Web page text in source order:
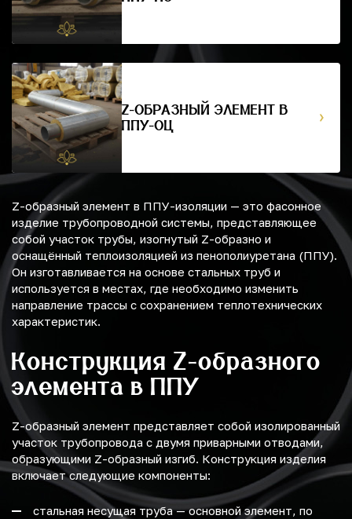
Z-ОБРАЗНЫЙ ЭЛЕМЕНТ В
ППУ-ОЦ
Z-образный элемент в ППУ-изоляции — это фасонное
изделие трубопроводной системы, представляющее
собой участок трубы, изогнутый Z-образно и
оснащённый теплоизоляцией из пенополиуретана (ППУ).
Он изготавливается на основе стальных труб и
используется в местах, где необходимо изменить
направление трассы с сохранением теплотехнических
характеристик.
Конструкция Z-образного
элемента в ППУ
Z-образный элемент представляет собой изолированный
участок трубопровода с двумя приварными отводами,
образующими Z-образный изгиб. Конструкция изделия
включает следующие компоненты:
cтальная несущая труба — основной элемент, по